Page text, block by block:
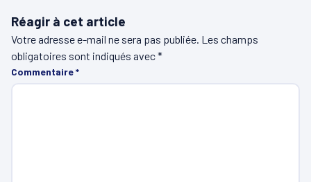
Réagir à cet article
Votre adresse e-mail ne sera pas publiée. Les champs
obligatoires sont indiqués avec*
Commentaire*